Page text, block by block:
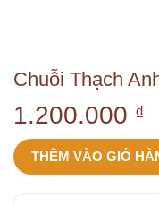
Chuỗi Thạch
1.200.000 ₫
THÊM VÀO GIỎ